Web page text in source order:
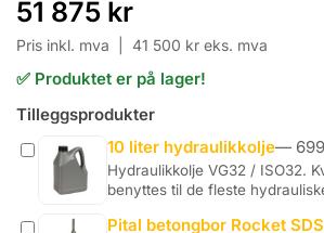
51 875 kr
Pris inkl. mva | 41 500 kr eks. mva
✅ Produktet er på lager!
Tilleggsprodukter
10 liter hydraulikkolje— 699
Hydraulikkolje VG32 / ISO32.
benyttes til de fleste
Pital betongbor Rocket